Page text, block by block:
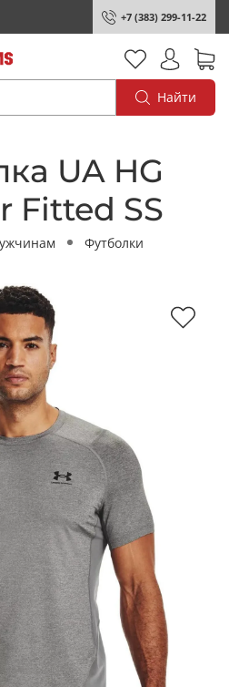
+7 (383) 299-11-22
Найти
UA HG
Fitted SS
Футболки